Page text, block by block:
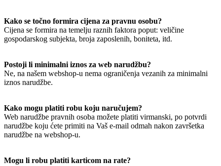
Kako se točno formira cijena za pravnu osobu?
Cijena se formira na temelju raznih faktora poput: veličine
gospodarskog subjekta, broja zaposlenih, boniteta, itd.
Postoji li minimalni iznos za web narudžbu?
Ne, na našem webshop-u nema ograničenja vezanih za minimalni
iznos narudžbe.
Kako mogu platiti robu koju naručujem?
Web narudžbe pravnih osoba možete platiti virmanski, po potvrdi
narudžbe koju ćete primiti na Vaš e-mail odmah nakon završetka
narudžbe na webshop-u.
Mogu li robu platiti karticom na rate?